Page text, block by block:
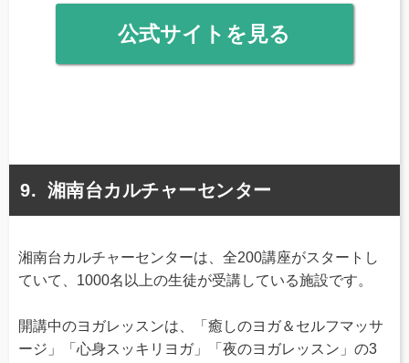
公式サイトを見る
湘南台カルチャーセンター
湘南台カルチャーセンターは、全200講座がスタートし
ていて、1000名以上の生徒が受講している施設です。
開講中のヨガレッスンは、「癒しのヨガ＆セルフマッサ
ージ」「心身スッキリヨガ」「夜のヨガレッスン」の3